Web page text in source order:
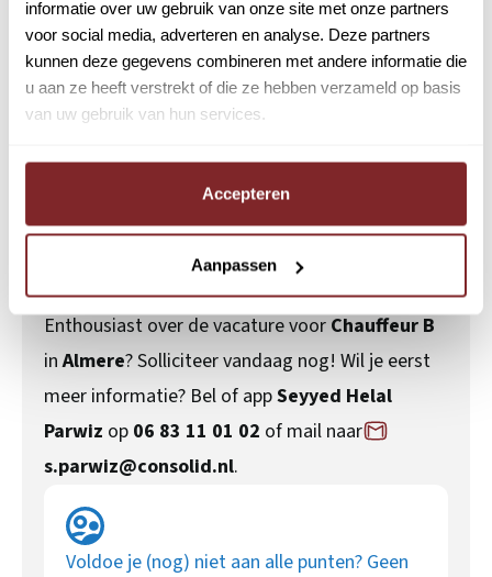
informatie over uw gebruik van onze site met onze partners
voor social media, adverteren en analyse. Deze partners
kunnen deze gegevens combineren met andere informatie die
u aan ze heeft verstrekt of die ze hebben verzameld op basis
van uw gebruik van hun services.
Accepteren
Aanpassen
Werken met vrijheid
Geldigrijbewijs B (schakel);
Minimaal 2 dagen per week beschikbaar;
Je spreekt Nederlands of Engels;
Je bent fysiek fit;
Je werkt nauwkeurig en klantgericht.
Enthousiast over de vacature voor Chauffeur B
inAlmere? Solliciteer vandaag nog! Wil je eerst
meer informatie? Bel of appSeyyed Helal
Parwiz op 06 83 11 01 02 of mail naar
s.parwiz@consolid.nl.
Voldoe je (nog) niet aan alle punten? Geen